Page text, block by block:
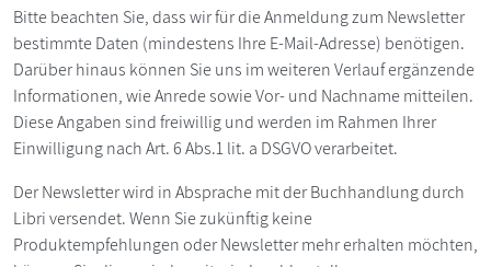
Bitte beachten Sie, dass wir für die Anmeldung zum Newsletter
bestimmte Daten (mindestens Ihre E-Mail-Adresse) benötigen.
Darüber hinaus können Sie uns im weiteren Verlauf ergänzende
Informationen, wie Anrede sowie Vor- und Nachname mitteilen.
Diese Angaben sind freiwillig und werden im Rahmen Ihrer
Einwilligung nach Art. 6 Abs.1 lit. a DSGVO verarbeitet.
Der Newsletter wird in Absprache mit der Buchhandlung durch
Libri versendet. Wenn Sie zukünftig keine
Produktempfehlungen oder Newsletter mehr erhalten möchten,